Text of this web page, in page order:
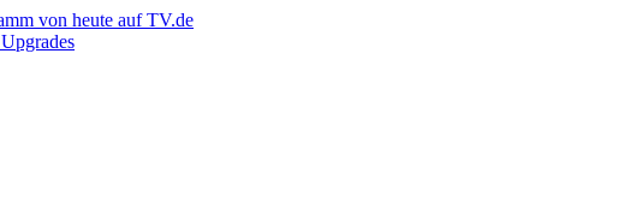
Upgrades